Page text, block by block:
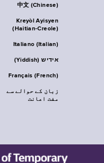
中文 (Chinese)
Kreyòl Ayisyen
(Haitian-Creole)
Italiano (Italian)
אידיש (Yiddish)
Français (French)
زبان کے حوالے سے
مفت اعانت